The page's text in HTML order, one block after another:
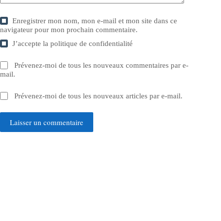
Enregistrer mon nom, mon e-mail et mon site dans ce
navigateur pour mon prochain commentaire.
J’accepte lapolitique de confidentialité
Prévenez-moi de tous les nouveaux commentaires par e-
mail.
Prévenez-moi de tous les nouveaux articles par e-mail.
Laisser un commentaire